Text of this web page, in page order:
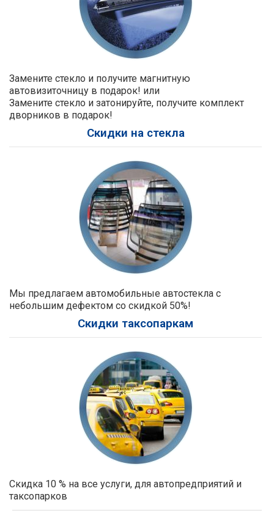
Замените стекло и получите магнитную
автовизиточницу в подарок! или
Замените стекло и затонируйте, получите комплект
дворников в подарок!
Скидки на стекла
Мы предлагаем автомобильные автостекла с
небольшим дефектом со скидкой 50%!
Скидки таксопаркам
Скидка 10 % на все услуги, для автопредприятий и
таксопарков